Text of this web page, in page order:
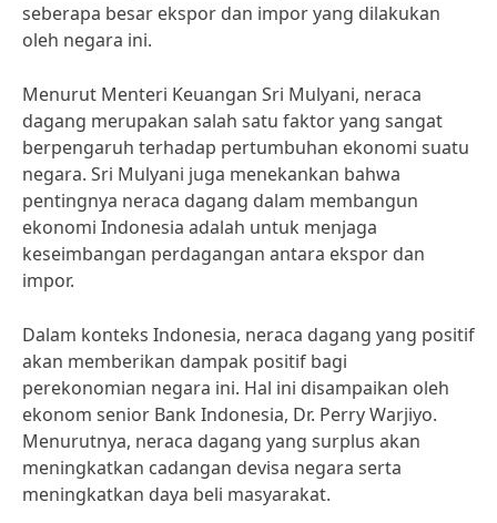
seberapa besar ekspor dan impor yang dilakukan
oleh negara ini.
Menurut Menteri Keuangan Sri Mulyani, neraca
dagang merupakan salah satu faktor yang sangat
berpengaruh terhadap pertumbuhan ekonomi suatu
negara. Sri Mulyani juga menekankan bahwa
pentingnya neraca dagang dalam membangun
ekonomi Indonesia adalah untuk menjaga
keseimbangan perdagangan antara ekspor dan
impor.
Dalam konteks Indonesia, neraca dagang yang positif
akan memberikan dampak positif bagi
perekonomian negara ini. Hal ini disampaikan oleh
ekonom senior Bank Indonesia, Dr. Perry Warjiyo.
Menurutnya, neraca dagang yang surplus akan
meningkatkan cadangan devisa negara serta
meningkatkan daya beli masyarakat.